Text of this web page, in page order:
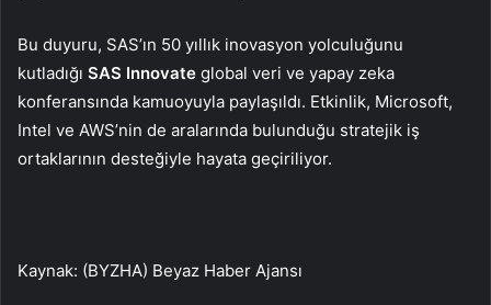
Bu duyuru, SAS’ın 50 yıllık inovasyon yolculuğunu
kutladığı SAS Innovate global veri ve yapay zeka
konferansında kamuoyuyla paylaşıldı. Etkinlik, Microsoft,
Intel ve AWS’nin de aralarında bulunduğu stratejik iş
ortaklarının desteğiyle hayata geçiriliyor.
Kaynak: (BYZHA) Beyaz Haber Ajansı